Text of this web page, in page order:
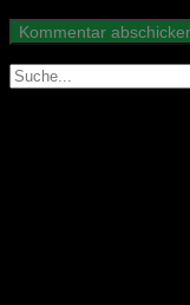
Suche
nach: